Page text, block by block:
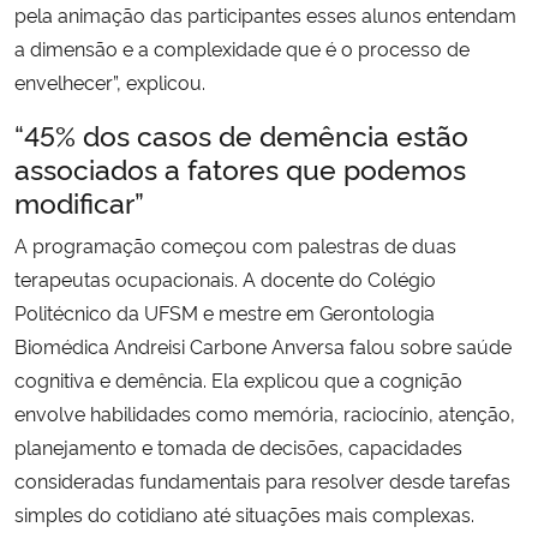
pela animação das participantes esses alunos entendam
a dimensão e a complexidade que é o processo de
envelhecer”, explicou.
“45% dos casos de demência estão
associados a fatores que podemos
modificar”
A programação começou com palestras de duas
terapeutas ocupacionais. A docente do Colégio
Politécnico da UFSM e mestre em Gerontologia
Biomédica Andreisi Carbone Anversa falou sobre saúde
cognitiva e demência. Ela explicou que a cognição
envolve habilidades como memória, raciocínio, atenção,
planejamento e tomada de decisões, capacidades
consideradas fundamentais para resolver desde tarefas
simples do cotidiano até situações mais complexas.